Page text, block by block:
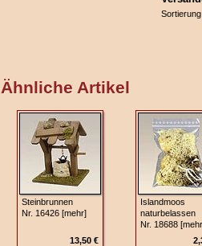
Ähnliche Artikel
Steinbrunnen
Nr. 16426 [mehr]
13,50 €
Islandmoos
naturbelassen
Nr. 18688